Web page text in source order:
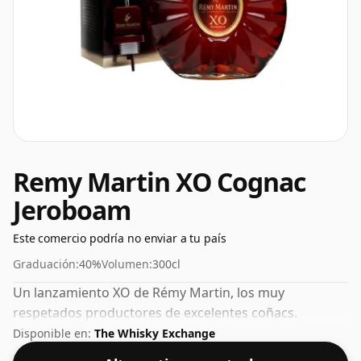
Remy Martin XO Cognac
Jeroboam
Este comercio podría no enviar a tu país
Graduación:40%Volumen:300cl
Un lanzamiento XO de Rémy Martin, los muy
respetados productores de excelentes coñacs.
Disponible en: The Whisky Exchange